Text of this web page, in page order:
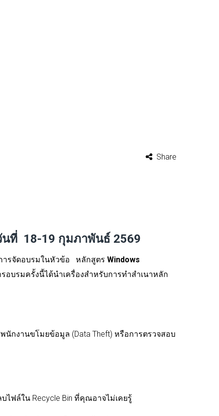
Share
นที่ 18-19 กุมภาพันธ์ 2569
ารจัดอบรมในหัวข้อ หลักสูตร Windows
อบรมครั้งนี้ได้นำเครื่องสำหรับการทำสำเนาหลัก
พนักงานขโมยข้อมูล (Data Theft) หรือการตรวจสอบ
บไฟล์ใน Recycle Bin ที่คุณอาจไม่เคยรู้